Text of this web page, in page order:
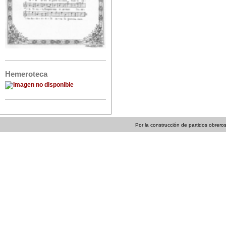
Hemeroteca
Por la construcción de partidos